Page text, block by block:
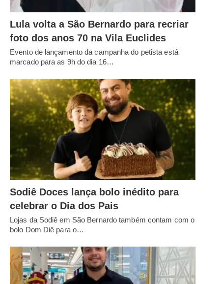
Lula volta a São Bernardo para recriar
foto dos anos 70 na Vila Euclides
Evento de lançamento da campanha do petista está
marcado para as 9h do dia 16…
Sodiê Doces lança bolo inédito para
celebrar o Dia dos Pais
Lojas da Sodiê em São Bernardo também contam com o
bolo Dom Diê para o…